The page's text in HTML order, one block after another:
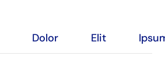
Dolor Elit